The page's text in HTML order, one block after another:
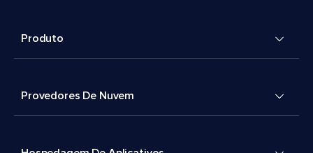
Produto
Provedores De Nuvem